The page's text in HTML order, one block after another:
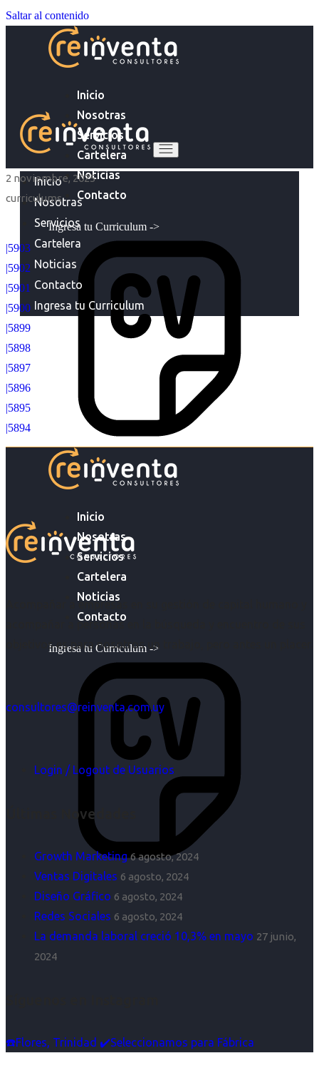
Saltar al contenido
Inicio
Nosotras
Servicios
Cartelera
Noticias
Contacto
Ingresa tu Curriculum ->
Inicio
Nosotras
Servicios
Cartelera
Noticias
Contacto
Ingresa tu Curriculum ->
Inicio
Nosotras
Servicios
Cartelera
Noticias
Contacto
Ingresa tu Curriculum
2 noviembre, 2025
curriculums
|5903
|5902
|5901
|5900
|5899
|5898
|5897
|5896
|5895
|5894
Acompañar a empresas en su gestión de capital humano y
acompañar a personas en la búsqueda y encuentro de sus
objetivos es para nosotros un trabajo, pero antes un placer.
consultores@reinventa.com.uy
Login / Logout de Usuarios
Últimas Novedades
Growth Marketing 6 agosto, 2024
Ventas Digitales 6 agosto, 2024
Diseño Gráfico 6 agosto, 2024
Redes Sociales 6 agosto, 2024
La demanda laboral creció 10,3% en mayo 27 junio,
2024
☎️Flores, Trinidad ✔️Seleccionamos para Fábrica